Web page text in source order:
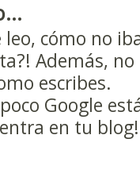
cómo no
Además,
escribes.
Google
en tu